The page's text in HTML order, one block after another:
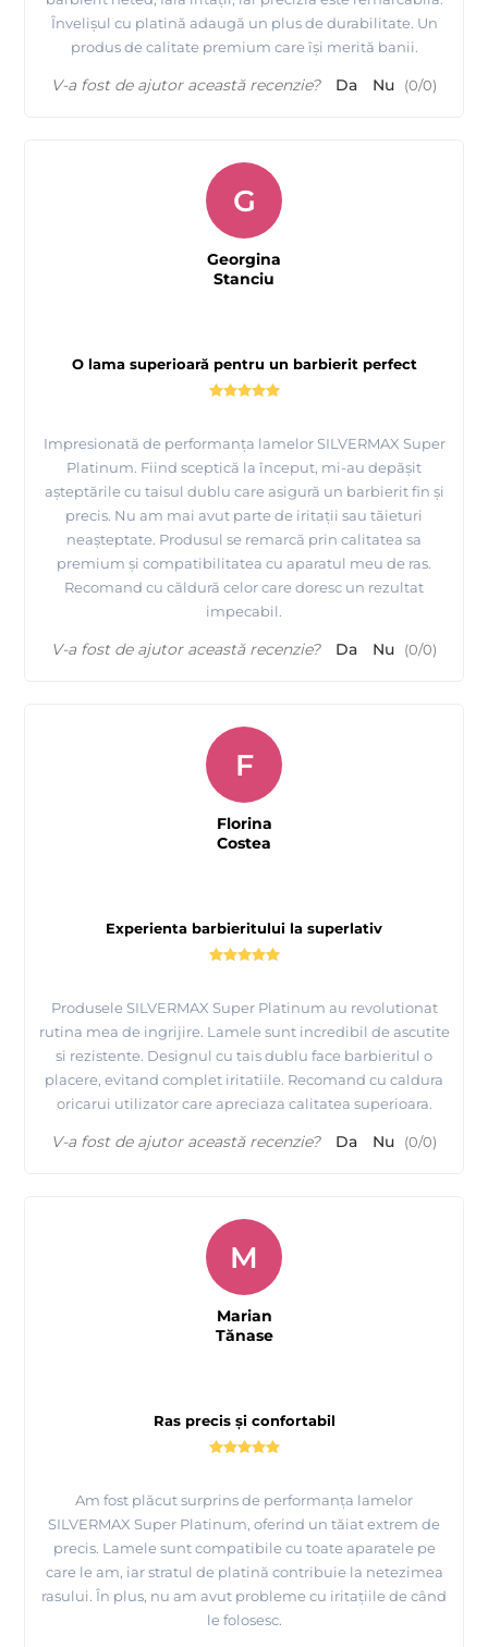
Învelișul cu platină adaugă un plus de durabilitate. Un
produs de calitate premium care își merită banii.
V-a fost de ajutor această recenzie? Da Nu (0/0)
O lama superioară pentru un barbierit perfect
Impresionată de performanța lamelor SILVERMAX Super
Platinum. Fiind sceptică la început, mi-au depășit
așteptările cu taisul dublu care asigură un barbierit fin și
precis. Nu am mai avut parte de iritații sau tăieturi
neașteptate. Produsul se remarcă prin calitatea sa
premium și compatibilitatea cu aparatul meu de ras.
Recomand cu căldură celor care doresc un rezultat
impecabil.
G
Georgina
Stanciu
V-a fost de ajutor această recenzie? Da Nu (0/0)
Experienta barbieritului la superlativ
Produsele SILVERMAX Super Platinum au revolutionat
rutina mea de ingrijire. Lamele sunt incredibil de ascutite
si rezistente. Designul cu tais dublu face barbieritul o
placere, evitand complet iritatiile. Recomand cu caldura
oricarui utilizator care apreciaza calitatea superioara.
F
Florina
Costea
V-a fost de ajutor această recenzie? Da Nu (0/0)
Ras precis și confortabil
Am fost plăcut surprins de performanța lamelor
SILVERMAX Super Platinum, oferind un tăiat extrem de
precis. Lamele sunt compatibile cu toate aparatele pe
care le am, iar stratul de platină contribuie la netezimea
rasului. În plus, nu am avut probleme cu iritațiile de când
le folosesc.
M
Marian
Tănase